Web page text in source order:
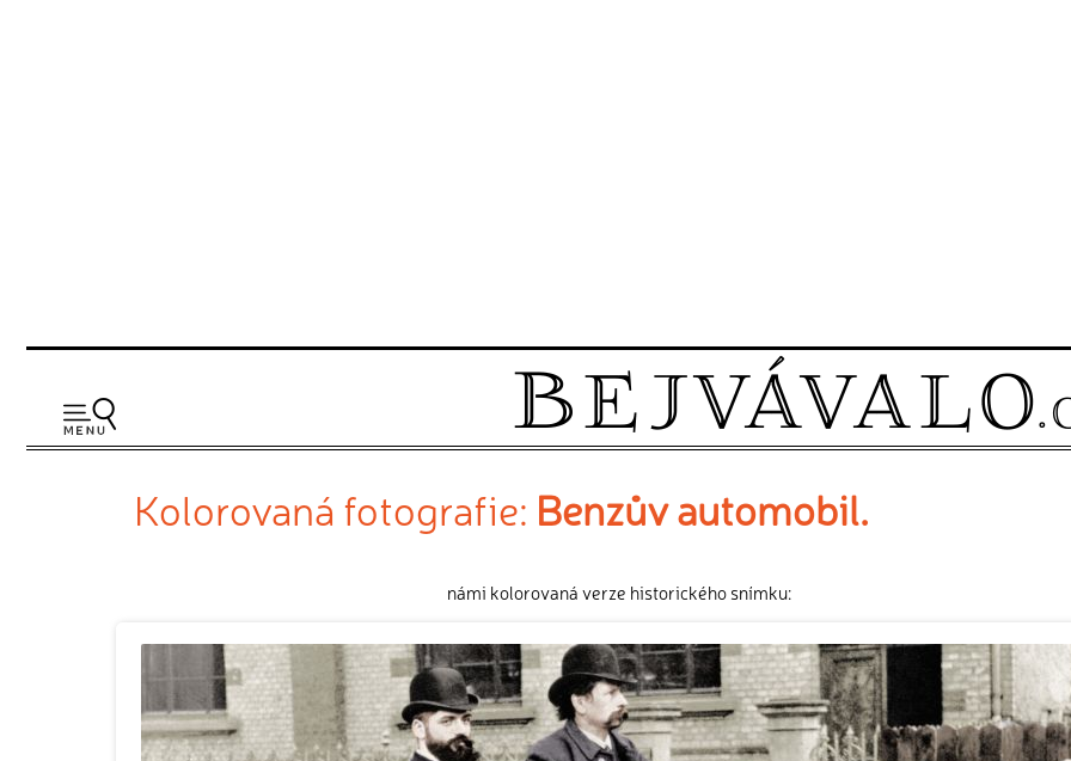
Kolorovaná fotografie: Benzův automobil.
námi kolorovaná verze historického snímku: